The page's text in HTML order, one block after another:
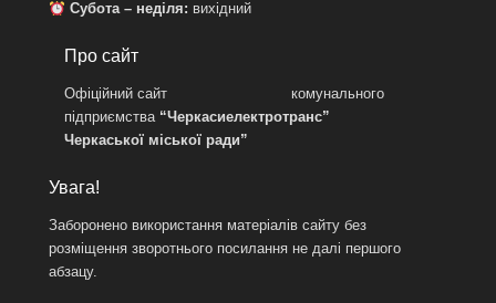
Субота – неділя: вихідний
Про сайт
Офіційний сайт комунального
підприємства “Черкасиелектротранс”
Черкаської міської ради”
Увага!
Заборонено використання матеріалів сайту без
розміщення зворотнього посилання не далі першого
абзацу.